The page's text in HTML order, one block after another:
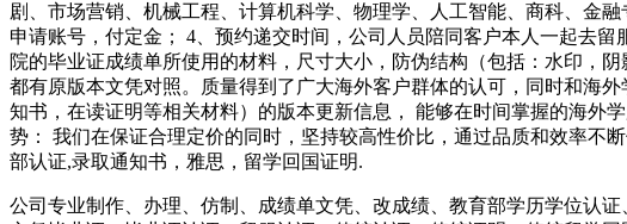
剧、市场营销、机械工程、计算机科学、物理学、人工智能、商科、金
申请账号，付定金； 4、预约递交时间，公司人员陪同客户本人一起去
院的毕业证成绩单所使用的材料，尺寸大小，防伪结构（包括：水印，
都有原版本文凭对照。质量得到了广大海外客户群体的认可，同时和海
知书，在读证明等相关材料）的版本更新信息， 能够在时间掌握的海外
势： 我们在保证合理定价的同时，坚持较高性价比，通过品质和效率不
部认证,录取通知书，雅思，留学回国证明.
公司专业制作、办理、仿制、成绩单文凭、改成绩、教育部学历学位认